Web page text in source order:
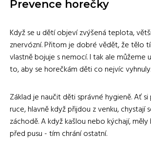
Prevence horečky
Když se u dětí objeví zvýšená teplota,
znervózní. Přitom je dobré vědět, že tělo
vlastně bojuje s nemocí. I tak ale můžeme
to, aby se horečkám děti co nejvíc vyhnuly.
Základ je naučit děti správné hygieně. Ať
ruce, hlavně když přijdou z venku, chystají
záchodě. A když kašlou nebo kýchají,
před pusu - tím chrání ostatní.